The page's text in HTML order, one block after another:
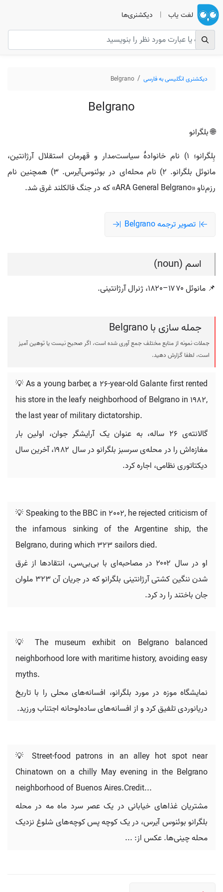
لغت یاب | دیکشنری‌ها
دیکشنری انگلیسی به فارسی Belgrano
Belgrano
🌐 بلگرانو
بِلگرانو؛ ۱) نام خانوادهٔ سیاست‌مدار و قهرمان استقلال آرژانتین،
مانوئل بلگرانو. ۲) نام محله‌ای در بوئنوس‌آیرس. ۳) همچنین نام
رزم‌ناو «ARA General Belgrano» که در جنگ فالکلند غرق شد.
تصویر ترجمه Belgrano
اسم (noun)
📌 مانوئل ۱۷۷۰–۱۸۲۰، ژنرال آرژانتینی.
جمله سازی با Belgrano
جملات نمونه از منابع مختلف جمع آوری شده است، اگر صحیح نیست یا توهین آمیز
است، لطفا گزارش دهید.
💡 As a young barber, a 26-year-old Galante first rented
his store in the leafy neighborhood of Belgrano in 1982,
the last year of military dictatorship.
گالانته‌ی ۲۶ ساله، به عنوان یک آرایشگر جوان، اولین بار
مغازه‌اش را در محله‌ی سرسبز بلگرانو در سال ۱۹۸۲، آخرین سال
دیکتاتوری نظامی، اجاره کرد.
💡 Speaking to the BBC in 2002, he rejected criticism of
the infamous sinking of the Argentine ship, the
Belgrano, during which 323 sailors died.
او در سال ۲۰۰۲ در مصاحبه‌ای با بی‌بی‌سی، انتقادها از غرق
شدن ننگین کشتی آرژانتینی بلگرانو که در جریان آن ۳۲۳ ملوان
جان باختند را رد کرد.
💡 The museum exhibit on Belgrano balanced
neighborhood lore with maritime history, avoiding easy
myths.
نمایشگاه موزه در مورد بلگرانو، افسانه‌های محلی را با تاریخ
دریانوردی تلفیق کرد و از افسانه‌های ساده‌لوحانه اجتناب ورزید.
💡 Street-food patrons in an alley hot spot near
Chinatown on a chilly May evening in the Belgrano
neighborhood of Buenos Aires.Credit...
مشتریان غذاهای خیابانی در یک عصر سرد ماه مه در محله
بلگرانو بوئنوس آیرس، در یک کوچه پس کوچه‌های شلوغ نزدیک
محله چینی‌ها. عکس از: ...